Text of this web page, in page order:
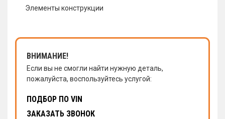
Элементы конструкции
ВНИМАНИЕ!
Если вы не смогли найти нужную деталь,
пожалуйста, воспользуйтесь услугой:
ПОДБОР ПО VIN
ЗАКАЗАТЬ ЗВОНОК